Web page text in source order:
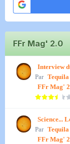
FFr Mag' 2.0
Interview
Par
FFr Mag'
Science...
Par
FFr Mag'